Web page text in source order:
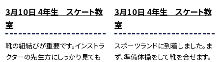
3月10日 4年生 スケート教
室
靴の紐結びが重要です。インストラ
クターの先生方にしっかり見ても
3月10日 4年生 スケート教
室
スポーツランドに到着しました。ま
ず、準備体操をして靴を合せます。